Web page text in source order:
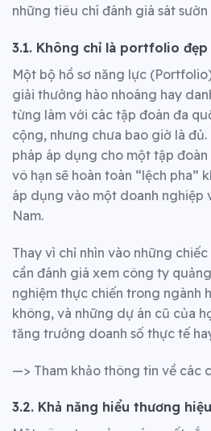
những tiêu chí đánh giá sát
3.1. Không chỉ là portfolio đẹp
Một bộ hồ sơ năng lực
giải thưởng hào nhoáng hay
từng làm với các tập đoàn đa
cộng, nhưng chưa bao giờ là
pháp áp dụng cho một tập
vô hạn sẽ hoàn toàn “lệch pha”
áp dụng vào một doanh nghiệp
Nam.
Thay vì chỉ nhìn vào những
cần đánh giá xem công ty
nghiệm thực chiến trong ngành
không, và những dự án cũ của
tăng trưởng doanh số thực tế
—> Tham khảo thông tin về các
3.2. Khả năng hiểu thương